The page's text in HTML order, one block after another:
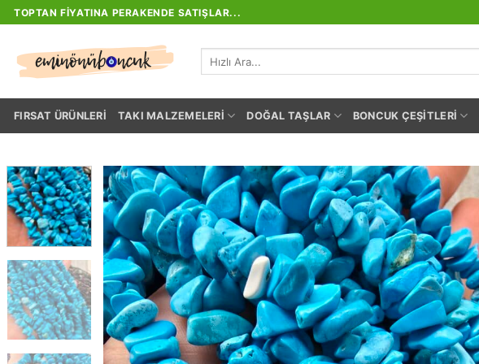
İçeriğe
atla
TOPTAN FIYATINA PERAKENDE SATIŞLAR...
FIRSAT ÜRÜNLERI TAKI MALZEMELERI DOĞAL TAŞLAR BONCUK ÇEŞITLERI